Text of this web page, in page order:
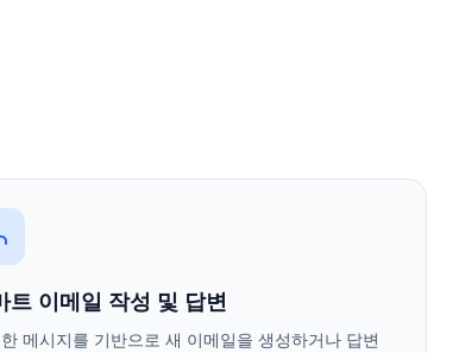
트 이메일 작성 및 답변
메시지를 기반으로 새 이메일을 생성하거나 답변